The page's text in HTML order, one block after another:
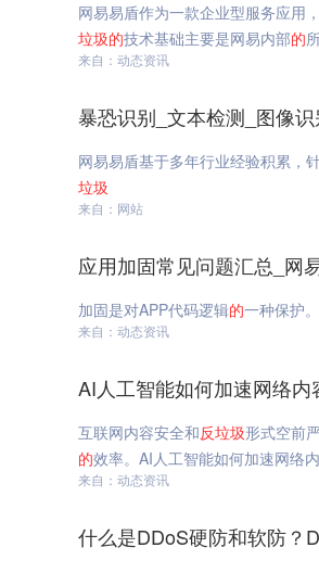
网易易盾作为一款企业型服务应用
垃圾的技术基础主要是网易内部的
来自：动态资讯
暴恐识别_文本检测_图像识
网易易盾基于多年行业经验积累，
垃圾
来自：网站
应用加固常见问题汇总_网
加固是对APP代码逻辑的一种保护
来自：动态资讯
AI人工智能如何加速网络内
互联网内容安全和反垃圾形式空前
的效率。AI人工智能如何加速网络
来自：动态资讯
什么是DDoS硬防和软防？